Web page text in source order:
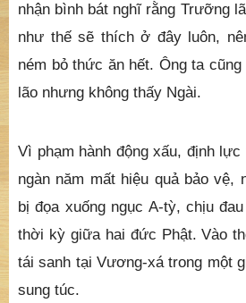
nhận bình bát nghĩ rằng Trưỡng
như thế sẽ thích ở đây luôn,
ném bỏ thức ăn hết. Ông ta
lão nhưng không thấy Ngài.
Vì phạm hành động xấu, định
ngàn năm mất hiệu quả bảo vệ,
bị đọa xuống ngục A-tỳ, chịu
thời kỳ giữa hai đức Phật. Vào
tái sanh tại Vương-xá trong một
sung túc.